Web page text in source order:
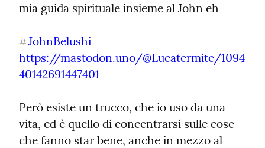
mia guida spirituale insieme al John eh
#JohnBelushi
https://mastodon.uno/@Lucatermite/1094
40142691447401
Però esiste un trucco, che io uso da una
vita, ed è quello di concentrarsi sulle cose
che fanno star bene, anche in mezzo al